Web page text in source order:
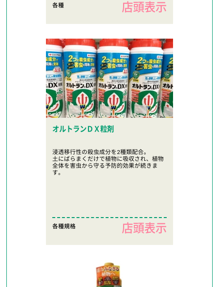
各種 店頭表示
オルトランＤＸ粒剤
浸透移行性の殺虫成分を2種類配合。
土にばらまくだけで植物に吸収され、植物
全体を害虫から守る予防的効果が続きま
す。
各種規格 店頭表示